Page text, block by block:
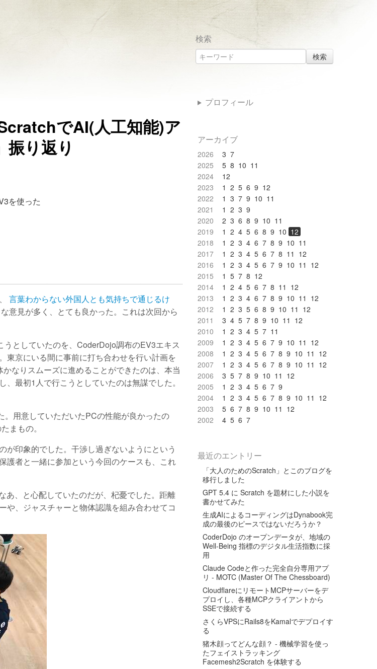
でAI(人工知能)ア
り返り
を使った
言葉わからない外国人とも気持ちで通じるけ
意見が多く、とても良かった。これは次回から
としていたのを、CoderDojo調布のEV3エキス
東京にいる間に事前に打ち合わせを行い計画を
なりスムーズに進めることができたのは、本当
最初1人で行こうとしていたのは無謀でした。
用意していただいたPCの性能が良かったの
まもの。
印象的でした。干渉し過ぎないようにという
護者と一緒に参加という今回のケースも、これ
あ、と心配していたのだが、杞憂でした。距離
や、ジャスチャーと物体認識を組み合わせてコ
検索
検索
プロフィール
アーカイブ
2026 3 7
2025
5 8 10 11
2024
12
2023
1 2 5 6 9 12
2022
1 3 7 9 10 11
2021
1 2 3 9
2020
2 3 6 8 9 10 11
2019
1 2 4 5 6 8 9 10 12
2018
1 2 3 4 6 7 8 9 10 11
2017
1 2 3 4 5 6 7 8 11 12
2016
1 2 3 4 5 6 7 9 10 11 12
2015
1 5 7 8 12
2014
1 2 4 5 6 7 8 11 12
2013
1 2 3 4 6 7 8 9 10 11 12
2012
1 2 3 5 6 8 9 10 11 12
2011
3 4 5 7 8 9 10 11 12
2010
1 2 3 4 5 7 11
2009
1 2 3 4 5 6 7 9 10 11 12
2008
1 2 3 4 5 6 7 8 9 10 11 12
2007
1 2 3 4 5 6 7 8 9 10 11 12
2006
3 5 7 8 9 10 11 12
2005
1 2 3 4 5 6 7 9
2004
1 2 3 4 5 6 7 8 9 10 11 12
2003
5 6 7 8 9 10 11 12
2002
4 5 6 7
最近のエントリー
「大人のためのScratch」とこのブログを
移行しました
GPT 5.4 に Scratch を題材にした小説を
書かせてみた
生成AIによるコーディングはDynabook完
成の最後のピースではないだろうか？
CoderDojo のオープンデータが、地域の
Well-Being 指標のデジタル生活指数に採
用
Claude Codeと作った完全自分専用アプ
リ - MOTC (Master Of The Chessboard)
CloudflareにリモートMCPサーバーをデ
プロイし、各種MCPクライアントから
SSEで接続する
さくらVPSにRails8をKamalでデプロイす
る
猪木顔ってどんな顔？ - 機械学習を使っ
たフェイストラッキング
Facemesh2Scratch を体験する